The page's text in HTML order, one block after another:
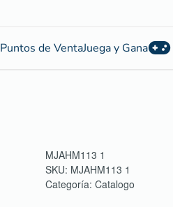
Puntos de VentaJuega y Gana
MJAHM113 1
SKU: MJAHM113 1
Categoría: Catalogo